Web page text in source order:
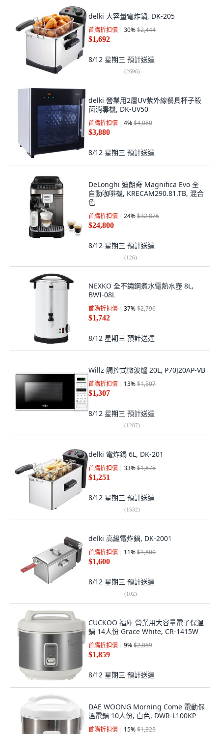
delki 大容量電炸鍋, DK-205
首購折扣價 30%$2,444
$1,692
8/12 星期三 預計送達
(2696)
delki 營業用2層UV紫外線餐具杯子殺
菌消毒機, DK-UV50
首購折扣價 4%$4,080
$3,880
8/12 星期三 預計送達
DeLonghi 迪朗奇 Magnifica Evo 全
自動咖啡機, KRECAM290.81.TB, 混合
色
首購折扣價 24%$32,876
$24,800
8/12 星期三 預計送達
(126)
NEXKO 全不鏽鋼煮水電熱水壺 8L,
BWI-08L
首購折扣價 37%$2,796
$1,742
8/12 星期三 預計送達
Willz 觸控式微波爐 20L, P70J20AP-VB
首購折扣價 13%$1,507
$1,307
8/12 星期三 預計送達
(1287)
delki 電炸鍋 6L, DK-201
首購折扣價 33%$1,875
$1,251
8/12 星期三 預計送達
(1532)
delki 高級電炸鍋, DK-2001
首購折扣價 11%$1,800
$1,600
8/12 星期三 預計送達
(102)
CUCKOO 福庫 營業用大容量電子保溫
鍋 14人份 Grace White, CR-1415W
首購折扣價 9%$2,059
$1,859
8/12 星期三 預計送達
DAE WOONG Morning Come 電動保
溫電鍋 10人份, 白色, DWR-L100KP
首購折扣價 15%$1,325